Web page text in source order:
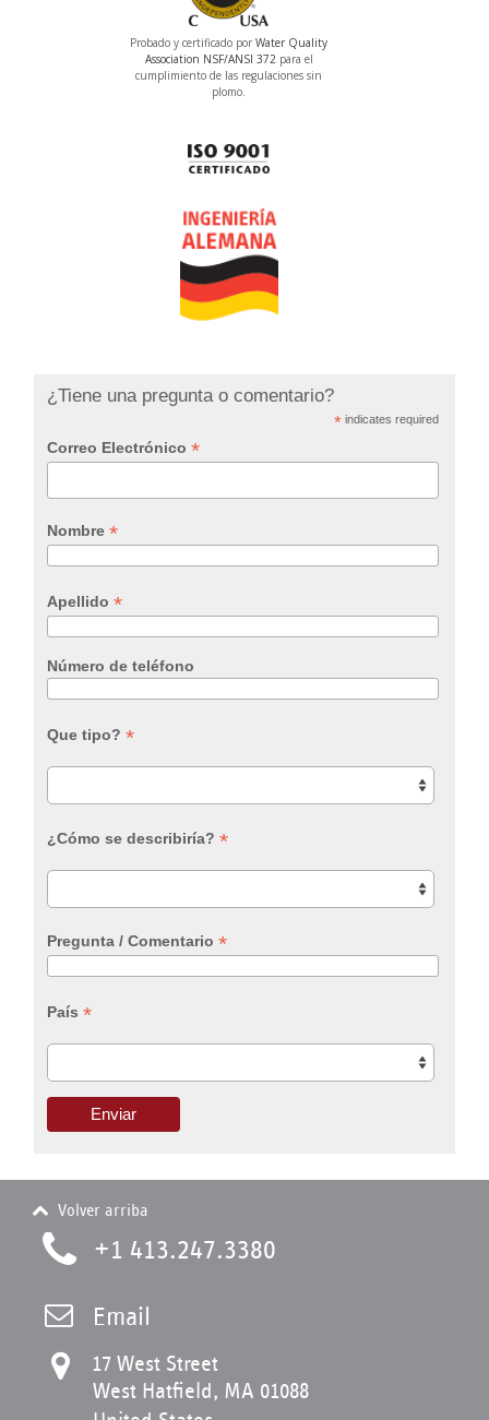
Probado y certificado porWater Quality
Association NSF/ANSI 372para el
cumplimiento de las regulaciones sin
plomo.
¿Tiene una pregunta o comentario?
*indicates required
Correo Electrónico *
Nombre *
Apellido *
Número de teléfono
Que tipo? *
¿Cómo se describiría? *
Pregunta / Comentario *
País *
Volver arriba
+1 413.247.3380
Email
17 West Street
West Hatfield, MA 01088